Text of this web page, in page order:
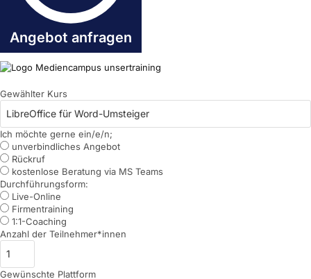
Angebot anfragen
Gewählter Kurs
Ich möchte gerne ein/e/n;
unverbindliches Angebot
Rückruf
kostenlose Beratung via MS Teams
Durchführungsform:
Live-Online
Firmentraining
1:1-Coaching
Anzahl der Teilnehmer*innen
Gewünschte Plattform